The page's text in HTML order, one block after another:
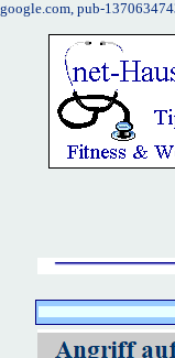
google.com, pub-